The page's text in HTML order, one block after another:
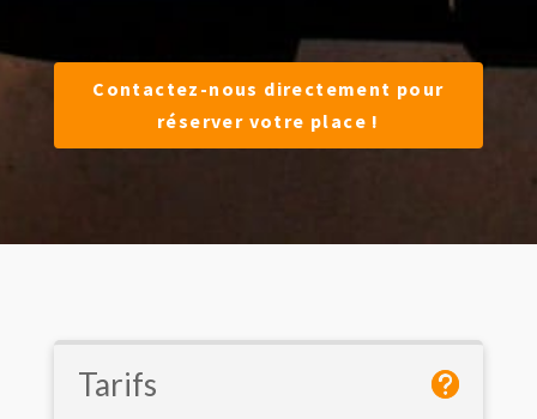
Contactez-nous directement pour
réserver votre place !
Tarifs